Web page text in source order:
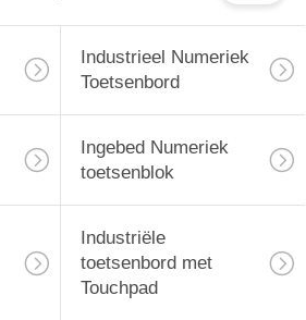
Industrieel Numeriek
Toetsenbord
Ingebed Numeriek
toetsenblok
Industriële
toetsenbord met
Touchpad